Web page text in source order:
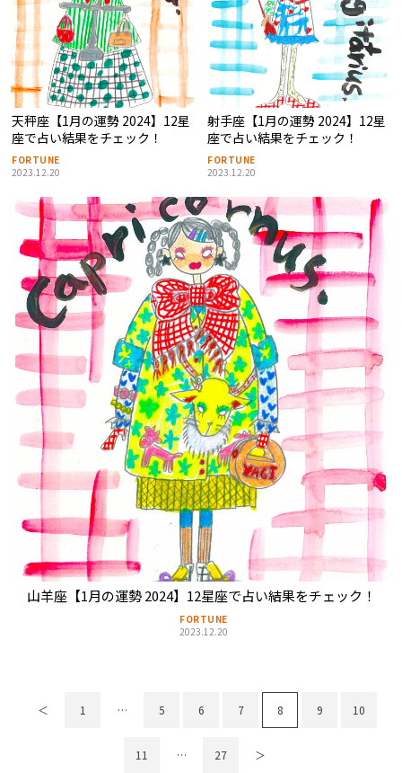
天秤座【1月の運勢 2024】12星
座で占い結果をチェック！
FORTUNE
2023.12.20
射手座【1月の運勢 2024】12星
座で占い結果をチェック！
FORTUNE
2023.12.20
山羊座【1月の運勢 2024】12星座で占い結果をチェック！
FORTUNE
2023.12.20
＜ 1 … 5 6 7 8 9 10
11 … 27 ＞